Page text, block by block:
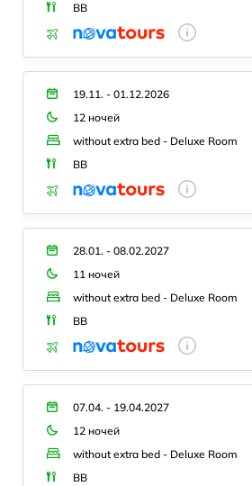
BB
19.11. - 01.12.2026
12 ночей
without extra bed - Deluxe Room
BB
28.01. - 08.02.2027
11 ночей
without extra bed - Deluxe Room
BB
07.04. - 19.04.2027
12 ночей
without extra bed - Deluxe Room
BB